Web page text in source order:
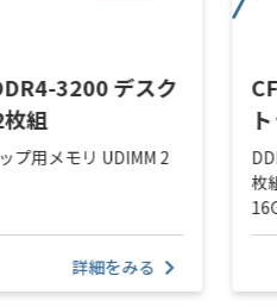
3200 デスク
組
プ用メモリ UDIMM 2
詳細をみる
枚